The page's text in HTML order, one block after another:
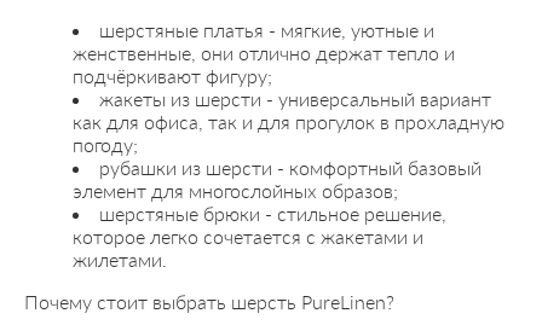
шерстяные платья - мягкие, уютные и
женственные, они отлично держат тепло и
подчёркивают фигуру;
жакеты из шерсти - универсальный вариант
как для офиса, так и для прогулок в прохладную
погоду;
рубашки из шерсти - комфортный базовый
элемент для многослойных образов;
шерстяные брюки - стильное решение,
которое легко сочетается с жакетами и
жилетами.
Почему стоит выбрать шерсть PureLinen?